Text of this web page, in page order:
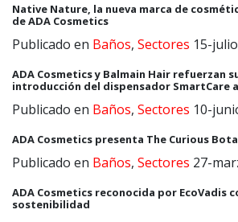
Native Nature, la nueva marca de
de ADA Cosmetics
Publicado en Baños, Sectores 15-
ADA Cosmetics y Balmain Hair refuerzan
introducción del dispensador SmartCare
Publicado en Baños, Sectores 10-
ADA Cosmetics presenta The Curious
Publicado en Baños, Sectores 27-
ADA Cosmetics reconocida por EcoVadis
sostenibilidad